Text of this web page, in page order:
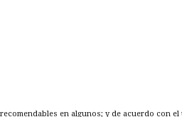
en algunos; y de acuerdo con el